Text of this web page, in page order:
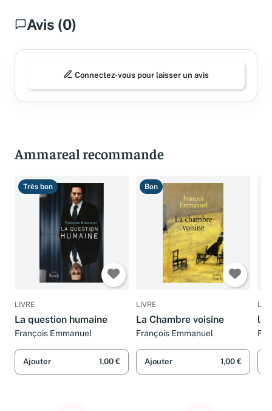
Avis (0)
Connectez-vous pour laisser un avis
Ammareal recommande
Très bon
LIVRE
La question humaine
François Emmanuel
Ajouter 1,00 €
Bon
LIVRE
La Chambre voisine
François Emmanuel
Ajouter 1,00 €
la